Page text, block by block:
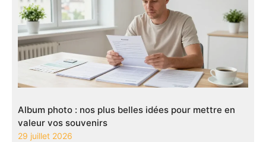
Album photo : nos plus belles idées pour mettre en
valeur vos souvenirs
29 juillet 2026